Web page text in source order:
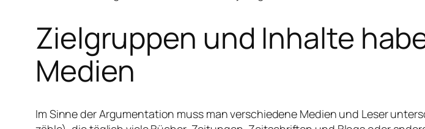
Zielgruppen und Inhalte
Medien
Im Sinne der Argumentation muss man verschiedene Medien und Leser